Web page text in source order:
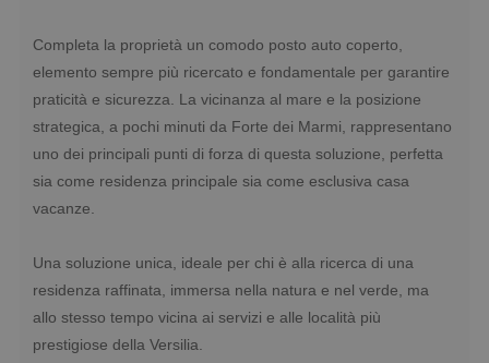
Completa la proprietà un comodo posto auto coperto,
elemento sempre più ricercato e fondamentale per garantire
praticità e sicurezza. La vicinanza al mare e la posizione
strategica, a pochi minuti da Forte dei Marmi, rappresentano
uno dei principali punti di forza di questa soluzione, perfetta
sia come residenza principale sia come esclusiva casa
vacanze.
Una soluzione unica, ideale per chi è alla ricerca di una
residenza raffinata, immersa nella natura e nel verde, ma
allo stesso tempo vicina ai servizi e alle località più
prestigiose della Versilia.